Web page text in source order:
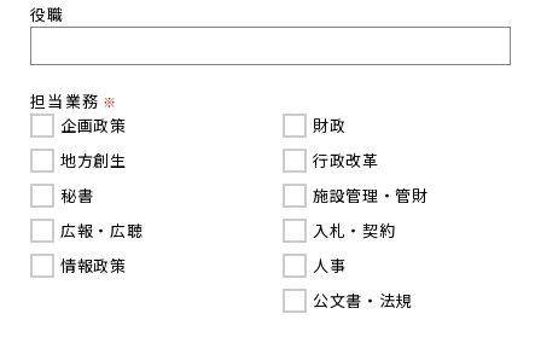
役職
担当業務 ※
企画政策
地方創生
秘書
広報・広聴
情報政策
財政
行政改革
施設管理・管財
入札・契約
人事
公文書・法規